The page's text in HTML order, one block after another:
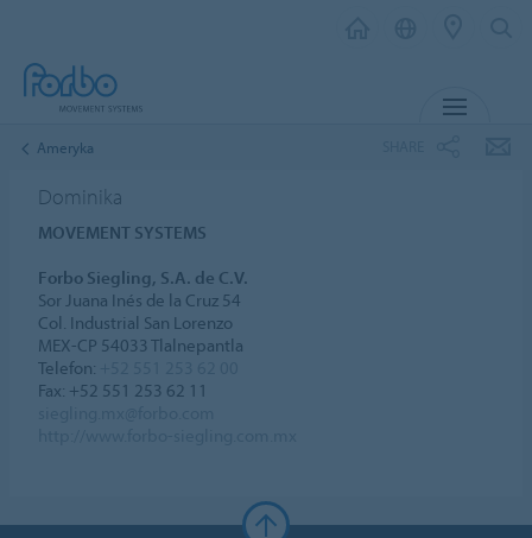
Ameryka
Dominika
MOVEMENT SYSTEMS
Forbo Siegling, S.A. de C.V.
Sor Juana Inés de la Cruz 54
Col. Industrial San Lorenzo
MEX-CP 54033 Tlalnepantla
Telefon:
Fax: +52 551 253 62 11